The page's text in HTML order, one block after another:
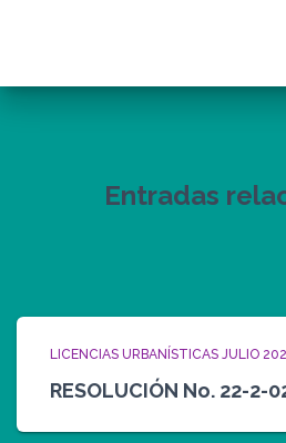
Entradas
LICENCIAS URBANÍSTICAS JULIO
RESOLUCIÓN No. 22-2-